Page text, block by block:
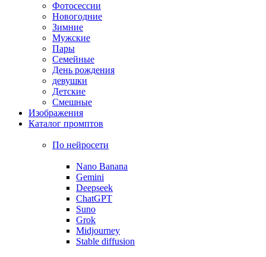
Фотосессии
Новогодние
Зимние
Мужские
Пары
Семейные
День рождения
девушки
Детские
Смешные
Изображения
Каталог промптов
По нейросети
Nano Banana
Gemini
Deepseek
ChatGPT
Suno
Grok
Midjourney
Stable diffusion